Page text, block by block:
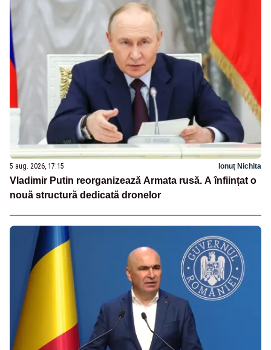
5 aug. 2026, 17:15 Ionuț Nichita
Vladimir Putin reorganizează Armata rusă. A înființat o
nouă structură dedicată dronelor